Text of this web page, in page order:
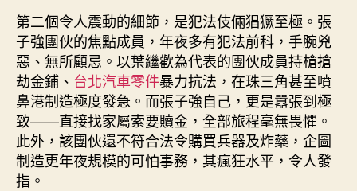
第二個令人震動的細節，是犯法伎倆猖獗至極。張
子強團伙的焦點成員，年夜多有犯法前科，手腕兇
惡、無所顧忌。以葉繼歡為代表的團伙成員持槍搶
劫金鋪、 台北汽車零件暴力抗法，在珠三角甚至噴
鼻港制造極度發急。而張子強自己，更是囂張到極
致——直接找家屬索要贖金，全部旅程毫無畏懼。
此外，該團伙還不符合法令購買兵器及炸藥，企圖
制造更年夜規模的可怕事務，其瘋狂水平，令人發
指。